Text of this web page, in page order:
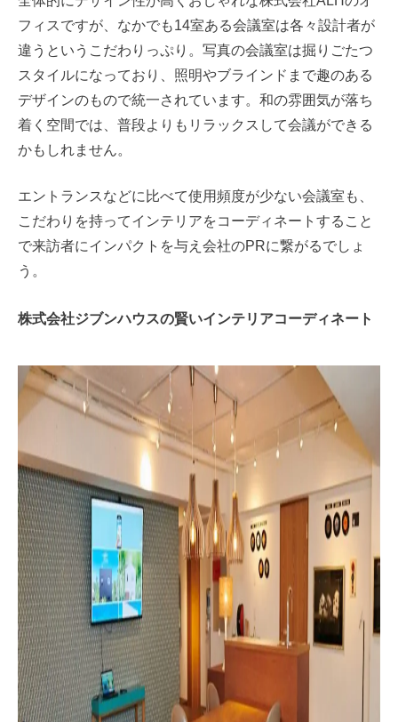
フィスですが、なかでも14室ある会議室は各々設計者が
違うというこだわりっぷり。写真の会議室は掘りごたつ
スタイルになっており、照明やブラインドまで趣のある
デザインのもので統一されています。和の雰囲気が落ち
着く空間では、普段よりもリラックスして会議ができる
かもしれません。
エントランスなどに比べて使用頻度が少ない会議室も、
こだわりを持ってインテリアをコーディネートすること
で来訪者にインパクトを与え会社のPRに繋がるでしょ
う。
株式会社ジブンハウスの賢いインテリアコーディネート